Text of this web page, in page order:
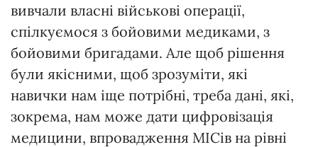
вивчали власні військові операції,
спілкуємося з бойовими медиками, з
бойовими бригадами. Але щоб рішення
були якісними, щоб зрозуміти, які
навички нам іще потрібні, треба дані, які,
зокрема, нам може дати цифровізація
медицини, впровадження МІСів на рівні